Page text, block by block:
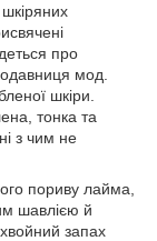
про
мод.
шкіри.
тонка та
з чим не
пориву лайма,
шавлією й
запах